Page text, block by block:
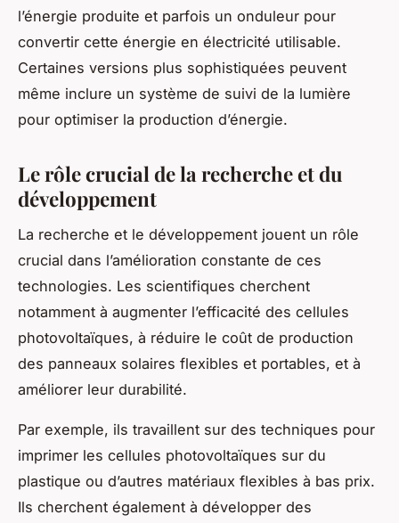
l’énergie produite et parfois un onduleur pour
convertir cette énergie en électricité utilisable.
Certaines versions plus sophistiquées peuvent
même inclure un système de suivi de la lumière
pour optimiser la production d’énergie.
Le rôle crucial de la recherche et du
développement
La recherche et le développement jouent un rôle
crucial dans l’amélioration constante de ces
technologies. Les scientifiques cherchent
notamment à augmenter l’efficacité des cellules
photovoltaïques, à réduire le coût de production
des panneaux solaires flexibles et portables, et à
améliorer leur durabilité.
Par exemple, ils travaillent sur des techniques pour
imprimer les cellules photovoltaïques sur du
plastique ou d’autres matériaux flexibles à bas prix.
Ils cherchent également à développer des